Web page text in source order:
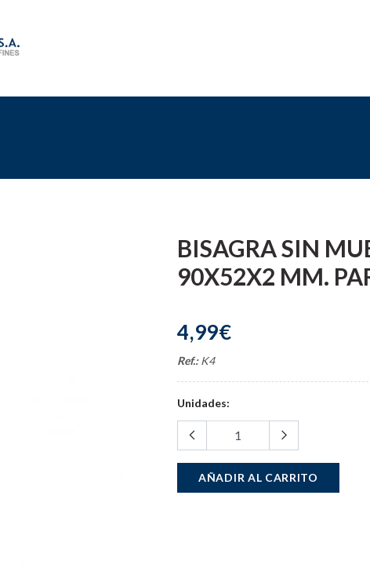
BISAGRA SIN
90X52X2 MM.
4,99€
Ref.: K4
Unidades:
AÑADIR AL CARRITO